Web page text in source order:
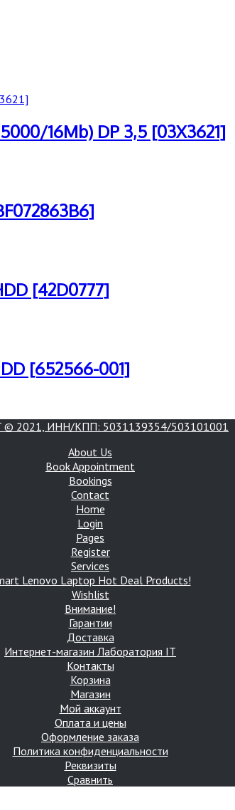
16Mb) DP 3,5 [03X3621]
[42D0777]
[652566-001]
© 2021, ИНН/КПП: 5031139354/503101001
About Us
Book Appointment
Bookings
Contact
Home
Login
Pages
Register
Services
Lenovo Laptop Hot Deal Products!
Wishlist
Внимание!
Гарантии
Доставка
Интернет-магазин Лаборатория IT
Контакты
Корзина
Магазин
Мой аккаунт
Оплата и цены
Оформление заказа
Политика конфиденциальности
Реквизиты
Сравнить